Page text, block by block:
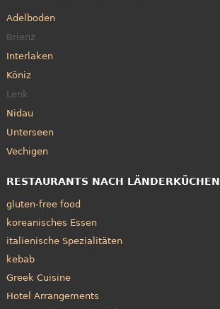
Adelboden
Brienz
Interlaken
Köniz
Lenk
Nidau
Unterseen
Vechigen
RESTAURANTS NACH LÄNDERKÜCHEN
gluten-free food
koreanisches Essen
italienische Spezialitäten
kebab
Greek Cuisine
Hotel Arrangements